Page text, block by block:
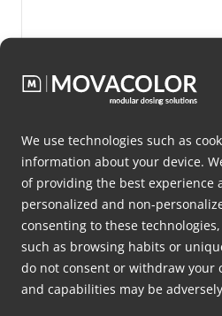
We use technologies such as
information about your device.
of providing the best experience
personalized and non-
consenting to these
such as browsing habits or
do not consent or withdraw your
and capabilities may be
(Required)